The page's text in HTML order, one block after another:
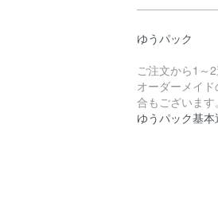
ゆうパック
ご注文から1～
オーダーメイ
合もございます
ゆうパック基